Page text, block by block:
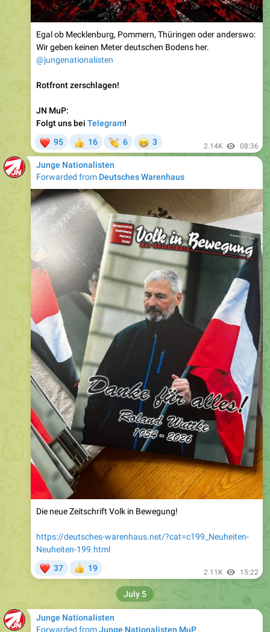
Egal ob Mecklenburg, Pommern, Thüringen oder anderswo:
Wir geben keinen Meter deutschen Bodens her.
@jungenationalisten
Rotfront zerschlagen!
JN MuP:
95
👏
😁
Junge Nationalisten
Forwarded fromDeutsches Warenhaus
Die neue Zeitschrift Volk in Bewegung!
https://deutsches-warenhaus.net/?cat=c199_Neuheiten-
37 19
Junge Nationalisten
Forwarded from
Junge Nationalisten MuP